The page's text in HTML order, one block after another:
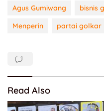
Agus Gumiwang bisnis
Menperin
partai golkar
Read Also